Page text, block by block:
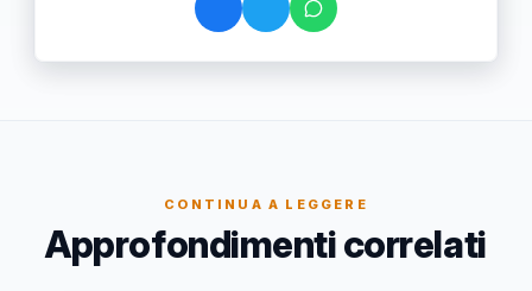
CONTINUA A LEGGERE
Approfondimenti correlati